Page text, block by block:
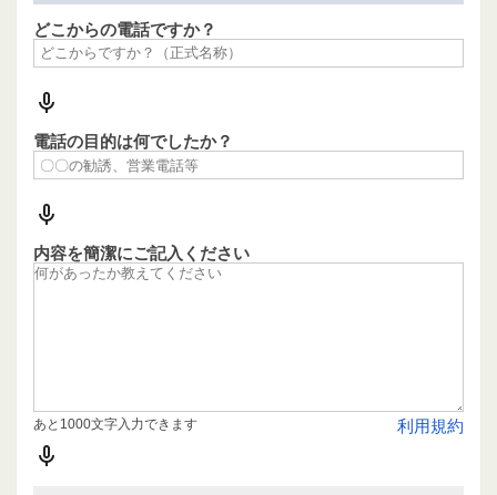
どこからの電話ですか？
電話の目的は何でしたか？
内容を簡潔にご記入ください
利用規約
あと1000文字入力できます